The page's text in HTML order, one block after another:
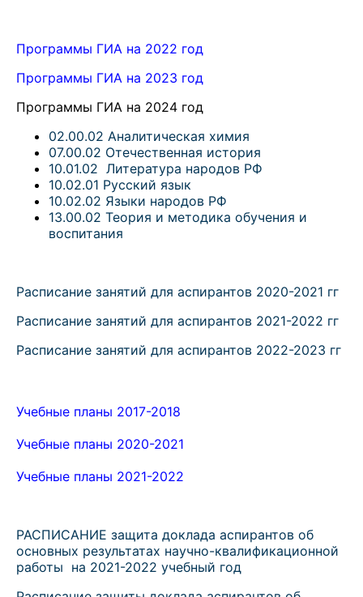
Программы ГИА на 2022 год
Программы ГИА на 2023 год
Программы ГИА на 2024 год
02.00.02 Аналитическая химия
07.00.02 Отечественная история
10.01.02 Литература народов РФ
10.02.01 Русский язык
10.02.02 Языки народов РФ
13.00.02 Теория и методика обучения и
воспитания
Расписание занятий для аспирантов 2020-2021 гг
Расписание занятий для аспирантов 2021-2022 гг
Расписание занятий для аспирантов 2022-2023 гг
Учебные планы 2017-2018
Учебные планы 2020-2021
Учебные планы 2021-2022
РАСПИСАНИЕ защита доклада аспирантов об
основных результатах научно-квалификационной
работы на 2021-2022 учебный год